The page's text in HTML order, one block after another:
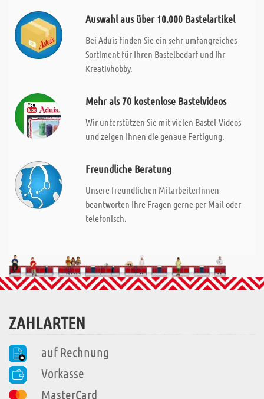
Auswahl aus über 10.000 Bastelartikel
Bei Aduis finden Sie ein sehr umfangreiches
Sortiment für Ihren Bastelbedarf und Ihr
Kreativhobby.
Mehr als 70 kostenlose Bastelvideos
Wir unterstützen Sie mit vielen Bastel-Videos
und zeigen Ihnen die genaue Fertigung.
Freundliche Beratung
Unsere freundlichen MitarbeiterInnen
beantworten Ihre Fragen gerne per Mail oder
telefonisch.
ZAHLARTEN
auf Rechnung
Vorkasse
MasterCard